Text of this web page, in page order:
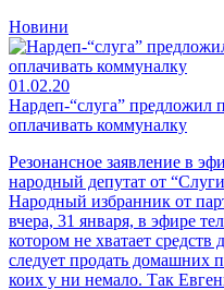
Новини
01.02.20
Нардеп-“слуга” предложил
оплачивать коммуналку
Резонансное заявление в
народный депутат от
Народный избранник от
вчера, 31 января, в эфире
котором не хватает
следует продать домашних
коих у ни немало. Так